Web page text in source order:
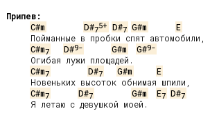
Припев:
C#m
D#75+ D#7 G#m
E
C#m7 D#9- G#m G#9-
C#m7 D#7 G#m
E
C#m7 D#7 G#m E7 D#7